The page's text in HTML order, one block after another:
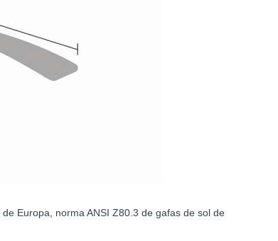
Europa, norma ANSI Z80.3 de gafas de sol de